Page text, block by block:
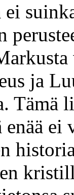
ja
Tämä
ei